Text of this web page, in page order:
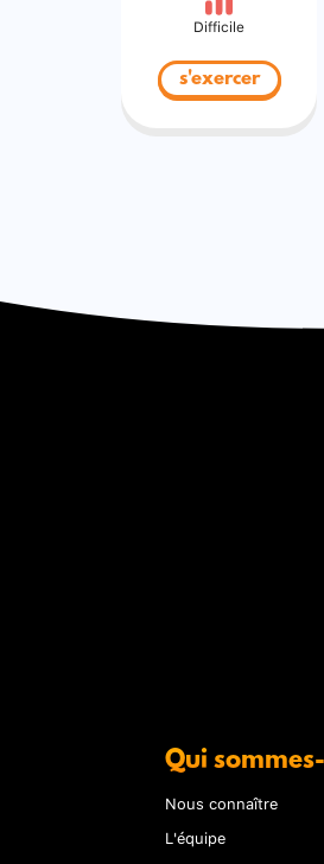
Difficile
s'exercer
Qui
Nous connaître
L'équipe